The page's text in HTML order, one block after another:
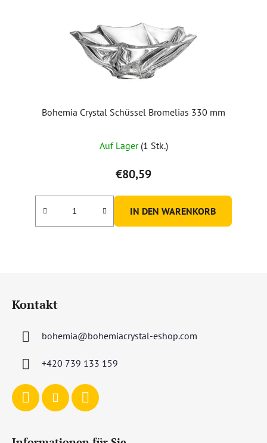
Bohemia Crystal Schüssel Bromelias 330 mm
Auf Lager (1 Stk.)
€80,59
IN DEN WARENKORB
Kontakt
bohemia@bohemiacrystal-eshop.com
+420 739 133 159